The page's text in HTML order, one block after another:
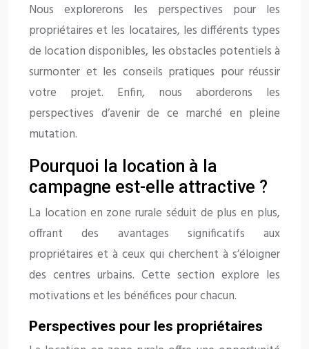
Nous explorerons les perspectives pour les
propriétaires et les locataires, les différents types
de location disponibles, les obstacles potentiels à
surmonter et les conseils pratiques pour réussir
votre projet. Enfin, nous aborderons les
perspectives d’avenir de ce marché en pleine
mutation.
Pourquoi la location à la
campagne est-elle attractive ?
La location en zone rurale séduit de plus en plus,
offrant des avantages significatifs aux
propriétaires et à ceux qui cherchent à s’éloigner
des centres urbains. Cette section explore les
motivations et les bénéfices pour chacun.
Perspectives pour les propriétaires